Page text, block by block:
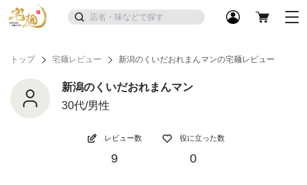
トップ 宅麺レビュー 新潟のくいだおれまんマンの宅麺レビュー
新潟のくいだおれまんマン
30代/男性
レビュー数
9
役に立った数
0